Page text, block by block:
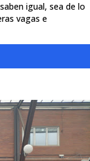
igual, sea de lo
vagas e